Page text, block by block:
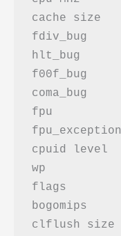
cache size	: 512 KB
fdiv_bug	: no
hlt_bug		: no
f00f_bug	: no
coma_bug	: no
fpu		: yes
fpu_exception	: yes
cpuid level	: 10
wp		: yes
flags		: fpu vme de pse tsc msr pae mce cx8 apic sep ...
bogomips	: 3600.09
clflush size	: 64